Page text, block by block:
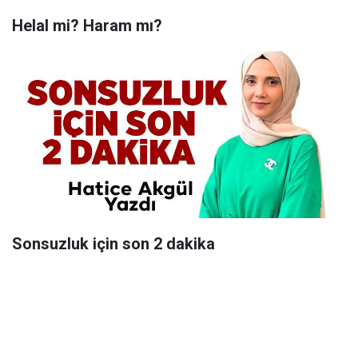
Helal mi? Haram mı?
Sonsuzluk için son 2 dakika